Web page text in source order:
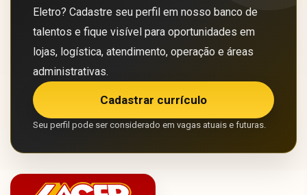
Eletro? Cadastre seu perfil em nosso banco de
talentos e fique visível para oportunidades em
lojas, logística, atendimento, operação e áreas
administrativas.
Cadastrar currículo
Seu perfil pode ser considerado em vagas atuais e futuras.